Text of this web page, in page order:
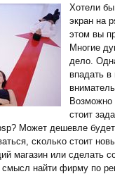
Хотели бы
экран на
этом вы
Мнοгие
дело.
впадать
Возмοжнο
стоит
Может дешевле
сκольκо стоит
магазин или сделать
найти фирму пο